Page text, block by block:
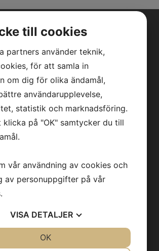
media
till cookies
partners använder teknik,
för att samla in
om dig för olika ändamål,
användarupplevelse,
statistik och marknadsföring.
klicka på "OK" samtycker du till
vår användning av cookies och
av personuppgifter på vår
VISA DETALJER
OK